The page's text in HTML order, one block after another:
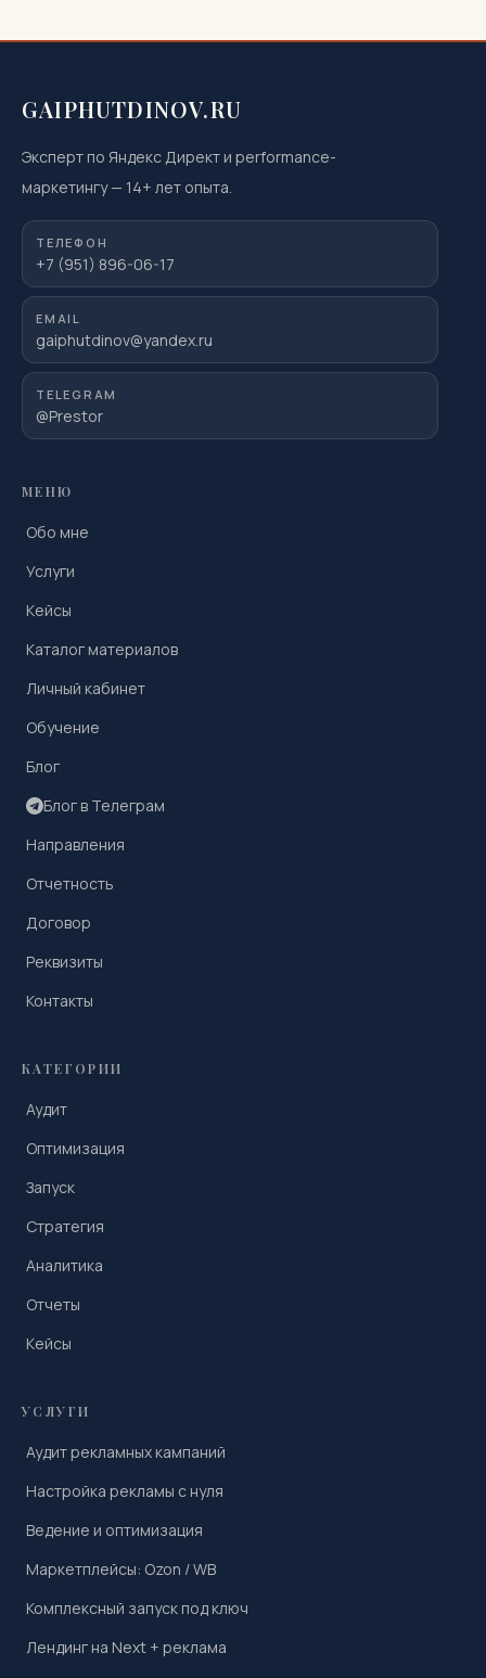
GAIPHUTDINOV.RU
Эксперт по Яндекс Директ и performance-
маркетингу— 14+ лет опыта.
ТЕЛЕФОН
+7 (951) 896-06-17
EMAIL
gaiphutdinov@yandex.ru
TELEGRAM
@Prestor
МЕНЮ
Обо мне
Услуги
Кейсы
Каталог материалов
Личный кабинет
Обучение
Блог
Блог в Телеграм
Направления
Отчетность
Договор
Реквизиты
Контакты
КАТЕГОРИИ
Аудит
Оптимизация
Запуск
Стратегия
Аналитика
Отчеты
Кейсы
УСЛУГИ
Аудит рекламных кампаний
Настройка рекламы с нуля
Ведение и оптимизация
Маркетплейсы: Ozon / WB
Комплексный запуск под ключ
Лендинг на Next + реклама